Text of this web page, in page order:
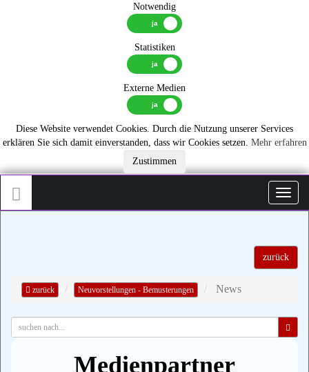
Notwendig
Statistiken
Externe Medien
Diese Website verwendet Cookies. Durch die Nutzung unserer Services
erklären Sie sich damit einverstanden, dass wir Cookies setzen. Mehr erfahren
Zustimmen
zurück
zurück Neuvorstellungen - Bemusterungen News
Medienpartner